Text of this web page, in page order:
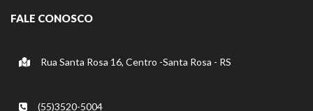
FALE CONOSCO
Rua Santa Rosa 16, Centro -Santa Rosa - RS
(55)3520-5004